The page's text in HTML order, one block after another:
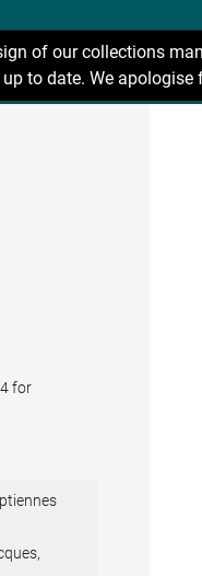
of our collections
to date. We
for